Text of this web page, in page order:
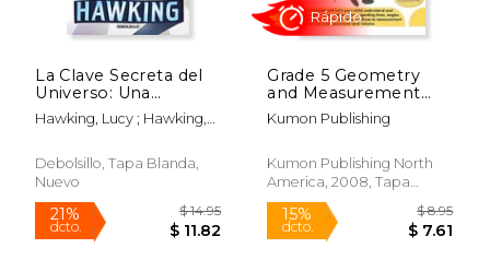
Rápido Rápido
La Clave Secreta del
Universo: Una
Maravillosa Aventura
por el Cosmos
Hawking, Lucy ; Hawking,
Debolsillo, Tapa Blanda,
Nuevo
Grade 5 Geometry
and Measurement
(Kumon Math
Workbooks Grade 5)
Kumon Publishing
Kumon Publishing North
America, 2008, Tapa
Blanda, Nuevo